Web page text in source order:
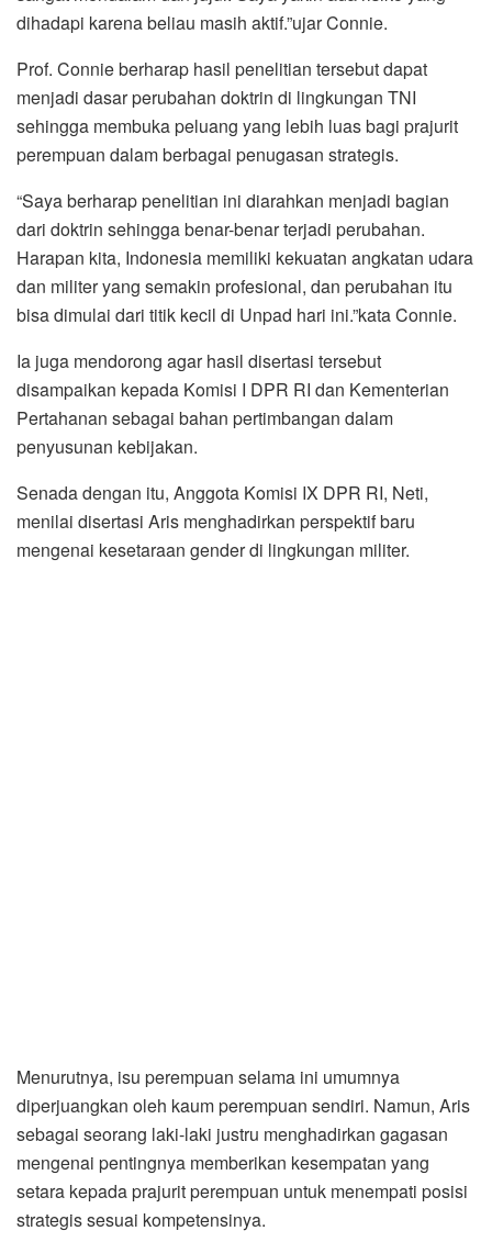
dihadapi karena beliau masih aktif.”ujar Connie.
Prof. Connie berharap hasil penelitian tersebut dapat
menjadi dasar perubahan doktrin di lingkungan TNI
sehingga membuka peluang yang lebih luas bagi prajurit
perempuan dalam berbagai penugasan strategis.
“Saya berharap penelitian ini diarahkan menjadi bagian
dari doktrin sehingga benar-benar terjadi perubahan.
Harapan kita, Indonesia memiliki kekuatan angkatan udara
dan militer yang semakin profesional, dan perubahan itu
bisa dimulai dari titik kecil di Unpad hari ini.”kata Connie.
Ia juga mendorong agar hasil disertasi tersebut
disampaikan kepada Komisi I DPR RI dan Kementerian
Pertahanan sebagai bahan pertimbangan dalam
penyusunan kebijakan.
Senada dengan itu, Anggota Komisi IX DPR RI, Neti,
menilai disertasi Aris menghadirkan perspektif baru
mengenai kesetaraan gender di lingkungan militer.
Menurutnya, isu perempuan selama ini umumnya
diperjuangkan oleh kaum perempuan sendiri. Namun, Aris
sebagai seorang laki-laki justru menghadirkan gagasan
mengenai pentingnya memberikan kesempatan yang
setara kepada prajurit perempuan untuk menempati posisi
strategis sesuai kompetensinya.